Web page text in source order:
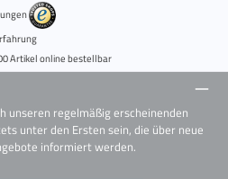
Artikel online bestellbar
unseren regelmäßig erscheinenden
unter den Ersten sein, die über neue
informiert werden.